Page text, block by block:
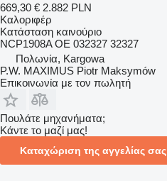
669,30 € 2.882 PLN
Καλοριφέρ
Κατάσταση καινούριο
NCP1908A OE 032327 32327
Πολωνία, Kargowa
P.W. MAXIMUS Piotr Maksymów
Επικοινωνία με τον πωλητή
Πουλάτε μηχανήματα;
Κάντε το μαζί μας!
Καταχώριση της αγγελίας σας